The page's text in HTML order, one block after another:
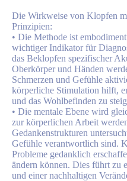
Die Wirkweise von Klopfen
Prinzipien:
• Die Methode ist
wichtiger Indikator für
das Beklopfen spezifischer
Oberkörper und Händen
Schmerzen und Gefühle
körperliche Stimulation hilft,
und das Wohlbefinden zu
• Die mentale Ebene wird
zur körperlichen Arbeit
Gedankenstrukturen
Gefühle verantwortlich sind.
Probleme gedanklich
ändern können. Dies führt zu
und einer nachhaltigen